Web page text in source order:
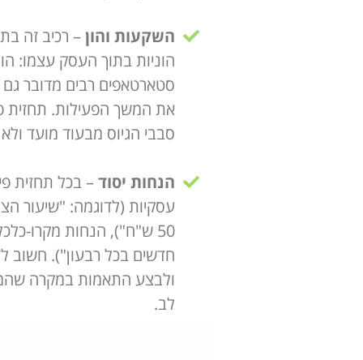
השקעות והון – רכיב זה
הוניות בתוך העסק עצמו:
סטארטאפים רבים מדובר גם
את המשך הפעילות. תחזית
סבבי הגיוס מבעוד מועד
הנחות יסוד
חדשים בכל רבעון"). חשוב
ולבצע התאמות במקרה
לב.